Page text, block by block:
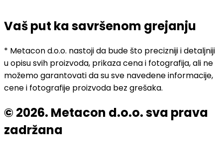
Vaš put ka savršenom grejanju
* Metacon d.o.o. nastoji da bude što precizniji i detaljniji
u opisu svih proizvoda, prikaza cena i fotografija, ali ne
možemo garantovati da su sve navedene informacije,
cene i fotografije proizvoda bez grešaka.
© 2026. Metacon d.o.o. sva prava
zadržana